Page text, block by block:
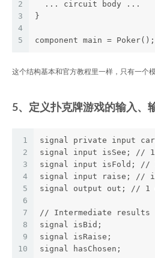
2
3
4
5
  ... circuit body ...
}
component main = Poker();
这个结构基本和官方教程里一样，只有一个
5、定义扑克牌游戏的输入、
1
2
3
4
5
6
7
8
9
10
signal private input
signal input isSee; //
signal input isFold; //
signal input raise; //
signal output out; // 1
// Intermediate results
signal isBid;
signal isRaise;
signal hasChosen;